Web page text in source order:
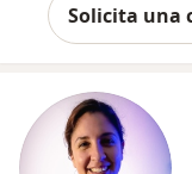
Solicita una